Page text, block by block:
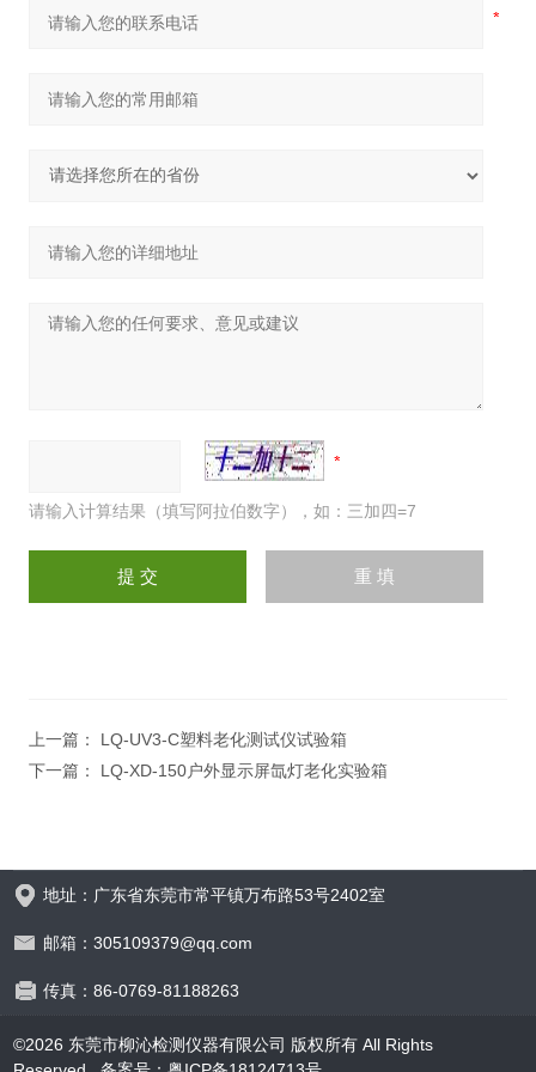
请输入计算结果（填写阿拉伯数字），如：三加四=7
上一篇： LQ-UV3-C塑料老化测试仪试验箱
下一篇： LQ-XD-150户外显示屏氙灯老化实验箱
地址：广东省东莞市常平镇万布路53号2402室
邮箱：305109379@qq.com
传真：86-0769-81188263
©2026 东莞市柳沁检测仪器有限公司 版权所有 All Rights